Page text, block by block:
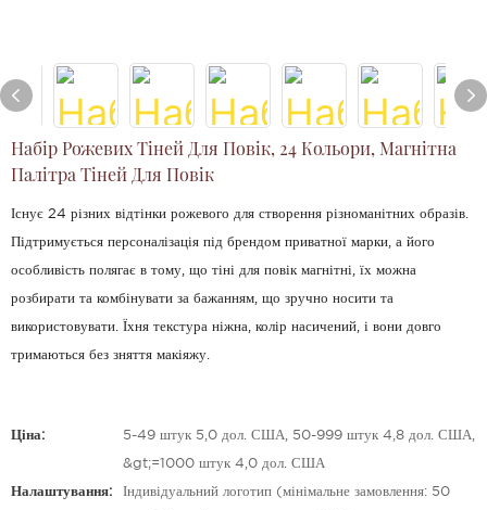
Набір Рожевих Тіней Для Повік, 24 Кольори, Магнітна
Палітра Тіней Для Повік
Існує 24 різних відтінки рожевого для створення різноманітних образів.
Підтримується персоналізація під брендом приватної марки, а його
особливість полягає в тому, що тіні для повік магнітні, їх можна
розбирати та комбінувати за бажанням, що зручно носити та
використовувати. Їхня текстура ніжна, колір насичений, і вони довго
тримаються без зняття макіяжу.
Ціна: 5-49 штук 5,0 дол. США, 50-999 штук 4,8 дол. США,
&gt;=1000 штук 4,0 дол. США
Налаштування: Індивідуальний логотип (мінімальне замовлення: 50